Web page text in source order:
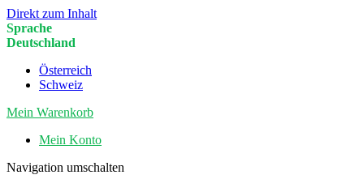
Direkt zum Inhalt
Sprache
Deutschland
Österreich
Schweiz
Mein Warenkorb
Mein Konto
Navigation umschalten